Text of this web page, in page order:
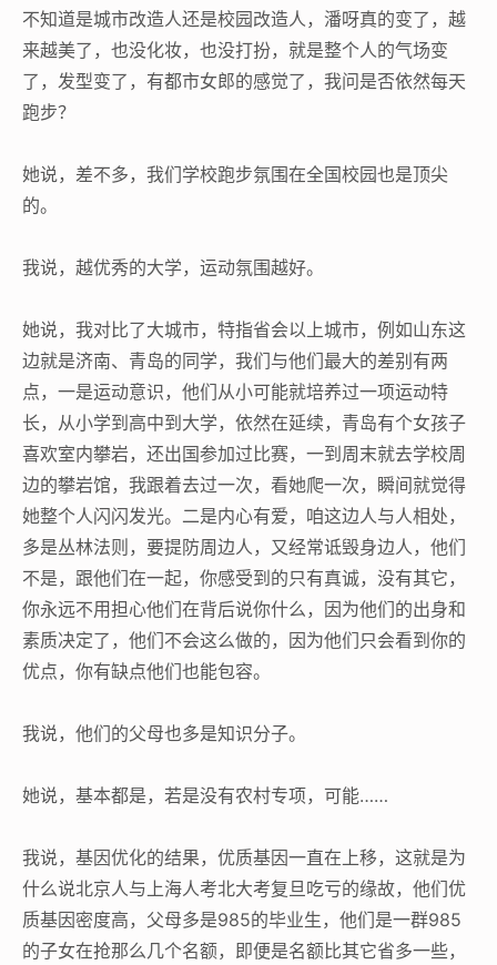
不知道是城市改造人还是校园改造人，潘呀真的变了，越
来越美了，也没化妆，也没打扮，就是整个人的气场变
了，发型变了，有都市女郎的感觉了，我问是否依然每天
跑步？
她说，差不多，我们学校跑步氛围在全国校园也是顶尖
的。
我说，越优秀的大学，运动氛围越好。
她说，我对比了大城市，特指省会以上城市，例如山东这
边就是济南、青岛的同学，我们与他们最大的差别有两
点，一是运动意识，他们从小可能就培养过一项运动特
长，从小学到高中到大学，依然在延续，青岛有个女孩子
喜欢室内攀岩，还出国参加过比赛，一到周末就去学校周
边的攀岩馆，我跟着去过一次，看她爬一次，瞬间就觉得
她整个人闪闪发光。二是内心有爱，咱这边人与人相处，
多是丛林法则，要提防周边人，又经常诋毁身边人，他们
不是，跟他们在一起，你感受到的只有真诚，没有其它，
你永远不用担心他们在背后说你什么，因为他们的出身和
素质决定了，他们不会这么做的，因为他们只会看到你的
优点，你有缺点他们也能包容。
我说，他们的父母也多是知识分子。
她说，基本都是，若是没有农村专项，可能……
我说，基因优化的结果，优质基因一直在上移，这就是为
什么说北京人与上海人考北大考复旦吃亏的缘故，他们优
质基因密度高，父母多是985的毕业生，他们是一群985
的子女在抢那么几个名额，即便是名额比其它省多一些，